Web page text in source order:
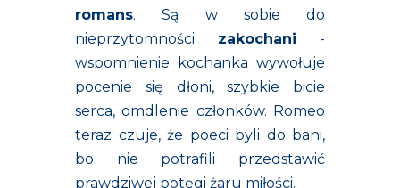
romans. Są w sobie do
nieprzytomności zakochani -
wspomnienie kochanka wywołuje
pocenie się dłoni, szybkie bicie
serca, omdlenie członków. Romeo
teraz czuje, że poeci byli do bani,
bo nie potrafili przedstawić
prawdziwej potęgi żaru miłości.